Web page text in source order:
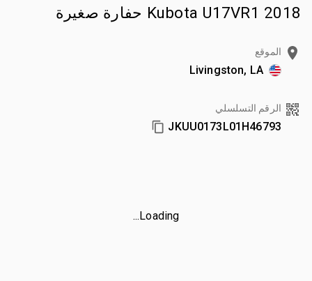
2018 Kubota U17VR1 حفارة صغيرة
الموقع
Livingston, LA
الرقم التسلسلي
JKUU0173L01H46793
Loading...